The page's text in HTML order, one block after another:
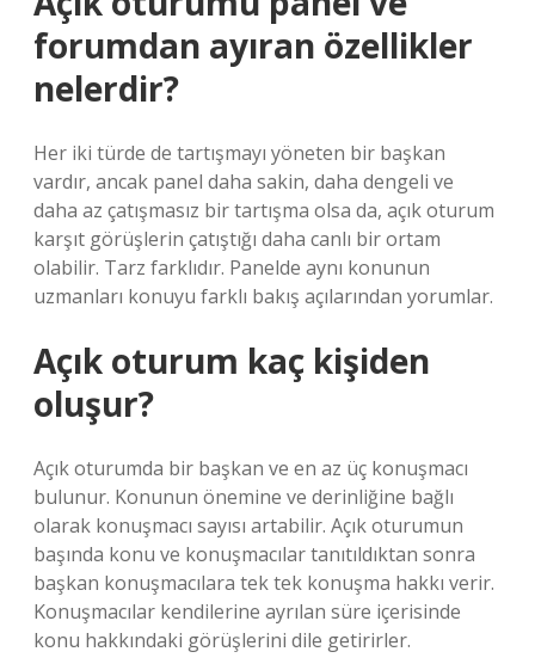
forumdan ayıran özellikler
nelerdir?
Her iki türde de tartışmayı yöneten bir başkan
vardır, ancak panel daha sakin, daha dengeli ve
daha az çatışmasız bir tartışma olsa da, açık oturum
karşıt görüşlerin çatıştığı daha canlı bir ortam
olabilir. Tarz farklıdır. Panelde aynı konunun
uzmanları konuyu farklı bakış açılarından yorumlar.
Açık oturum kaç kişiden
oluşur?
Açık oturumda bir başkan ve en az üç konuşmacı
bulunur. Konunun önemine ve derinliğine bağlı
olarak konuşmacı sayısı artabilir. Açık oturumun
başında konu ve konuşmacılar tanıtıldıktan sonra
başkan konuşmacılara tek tek konuşma hakkı verir.
Konuşmacılar kendilerine ayrılan süre içerisinde
konu hakkındaki görüşlerini dile getirirler.